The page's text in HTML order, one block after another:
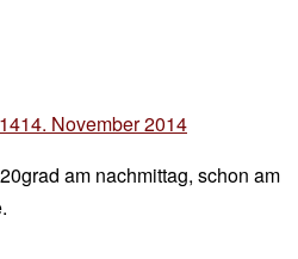
14. November 2014
chef
am nachmittag, schon am